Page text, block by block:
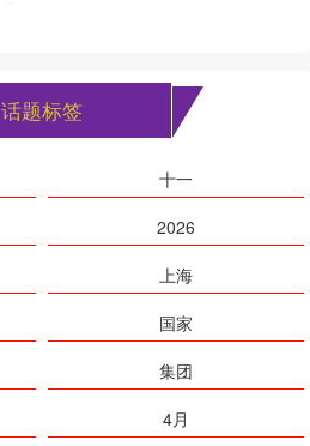
话题标签
十一
2026
上海
国家
集团
4月